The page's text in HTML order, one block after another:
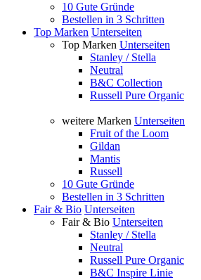
10 Gute Gründe
Bestellen in 3 Schritten
Top Marken Unterseiten
Top Marken Unterseiten
Stanley / Stella
Neutral
B&C Collection
Russell Pure Organic
weitere Marken Unterseiten
Fruit of the Loom
Gildan
Mantis
Russell
10 Gute Gründe
Bestellen in 3 Schritten
Fair & Bio Unterseiten
Fair & Bio Unterseiten
Stanley / Stella
Neutral
Russell Pure Organic
B&C Inspire Linie